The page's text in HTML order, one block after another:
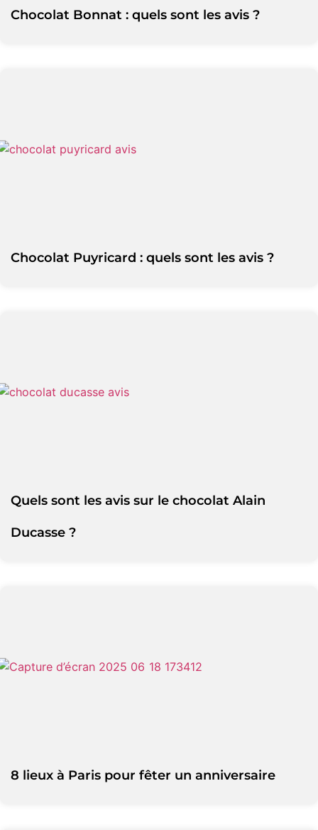
Chocolat Bonnat : quels sont les avis ?
Chocolat Puyricard : quels sont les avis ?
Quels sont les avis sur le chocolat Alain
Ducasse ?
8 lieux à Paris pour fêter un anniversaire